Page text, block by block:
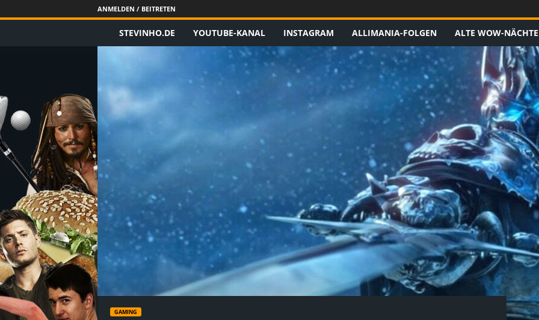
ANMELDEN / BEITRETEN
h
o
e
STEVINHO.DE YOUTUBE-KANAL INSTAGRAM ALLIMANIA-FOLGEN ALTE WOW-NÄCHTE
GAMING